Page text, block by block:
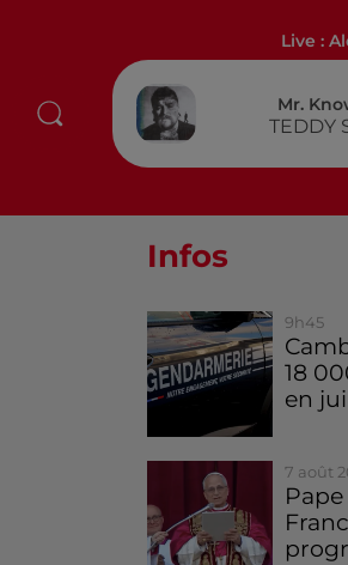
Live :
Mr.
TEDDY
Infos
9h45
18
en
7 août